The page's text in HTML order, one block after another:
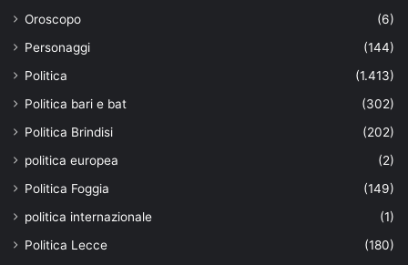
Oroscopo
(6)
Personaggi
(144)
Politica
(1.413)
Politica bari e bat
(302)
Politica Brindisi
(202)
politica europea
(2)
Politica Foggia
(149)
politica internazionale
(1)
Politica Lecce
(180)